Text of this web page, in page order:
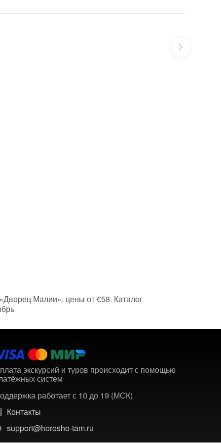
Малии», цены от €58. Каталог
экскурсий и туров происходит с помощью
систем
работает с 10 до 19 (МСК)
Контакты
support@horosho-tam.ru